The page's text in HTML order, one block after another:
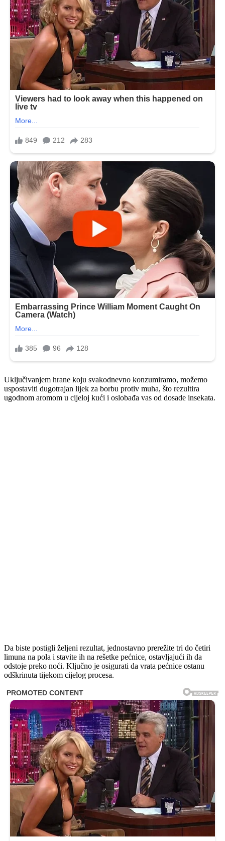
Uključivanjem hrane koju svakodnevno konzumiramo, možemo
uspostaviti dugotrajan lijek za borbu protiv muha, što rezultira
ugodnom aromom u cijeloj kući i oslobađa vas od dosade insekata.
Da biste postigli željeni rezultat, jednostavno prerežite tri do četiri
limuna na pola i stavite ih na rešetke pećnice, ostavljajući ih da
odstoje preko noći. Ključno je osigurati da vrata pećnice ostanu
odškrinuta tijekom cijelog procesa.